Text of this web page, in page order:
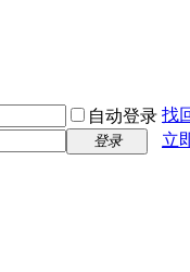
自动登录 找
登录
立